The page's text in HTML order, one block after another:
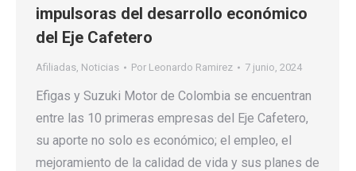
impulsoras del desarrollo económico
del Eje Cafetero
Afiliadas, Noticias Por Leonardo Ramirez 7 junio, 2024
Efigas y Suzuki Motor de Colombia se encuentran
entre las 10 primeras empresas del Eje Cafetero,
su aporte no solo es económico; el empleo, el
mejoramiento de la calidad de vida y sus planes de